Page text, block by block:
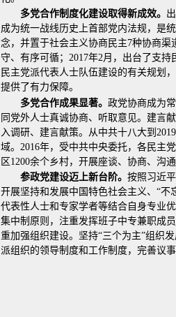
多党合作制度化建设取得新成效。
成为统一战线历史上首部党内法规，是
念，并置于社会主义协商民主7种协商
守、有序可循；2017年2月，出台了支
民主党派代表人士队伍建设的有关规划
提供了有力保障。
多党合作成果显著。 政党协商成为
同党外人士真诚协商、听取意见。建言
入调研、建言献策。从中共十八大到
域。2016年，受中共中央委托，各民主
区1200余个乡村，开展座谈、协商、沟
参政党建设迈上新台阶。 按照习近
开展坚持和发展中国特色社会主义、“
代表性人士和专家学者等结合自身专业
集中制原则，注重发挥班子中专兼职成
重加强组织建设。坚持“三个为主”组织
派组织的领导制度和工作制度，完善议